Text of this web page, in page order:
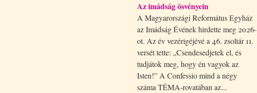
Az imádság ösvényein
A Magyarországi Református Egyház
az Imádság Évének hirdette meg 2026-
ot. Az év vezérigéjévé a 46. zsoltár 11.
versét tette: „Csendesedjetek el, és
tudjátok meg, hogy én vagyok az
Isten!” A Confessio mind a négy
száma TÉMA-rovatában az...